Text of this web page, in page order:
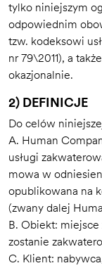
tylko niniejszym
odpowiednim
tzw. kodeksowi
nr 79\2011), a
okazjonalnie.
2) DEFINICJE
Do celów
A. Human
usługi
mowa w
opublikowana na
(zwany dalej
B. Obiekt:
zostanie
C. Klient: